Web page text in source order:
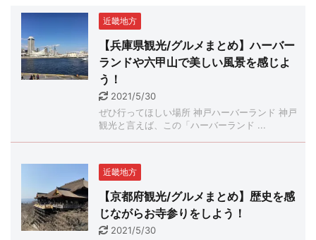
近畿地方
【兵庫県観光/グルメまとめ】ハーバー
ランドや六甲山で美しい風景を感じよ
う！
2021/5/30
ぜひ行ってほしい場所 神戸ハーバーランド 神戸
観光と言えば、この「ハーバーランド ...
近畿地方
【京都府観光/グルメまとめ】歴史を感
じながらお寺参りをしよう！
2021/5/30